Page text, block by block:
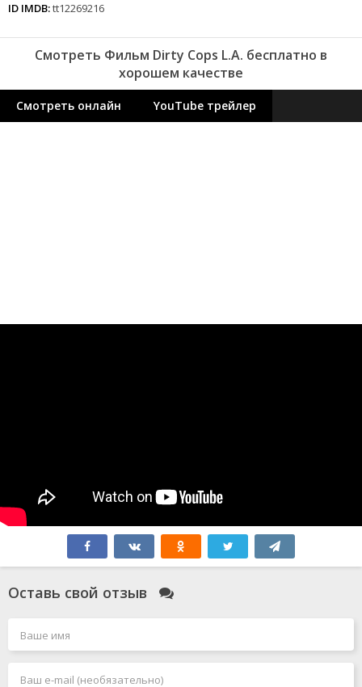
ID IMDB:tt12269216
Смотреть Фильм Dirty Cops L.A. бесплатно в
хорошем качестве
Смотреть онлайн YouTube трейлер
Оставь свой отзыв